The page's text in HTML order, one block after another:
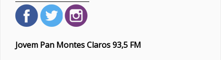
Jovem Pan Montes Claros 93,5 FM